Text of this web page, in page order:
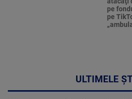
pe
pe
ULTIMELE